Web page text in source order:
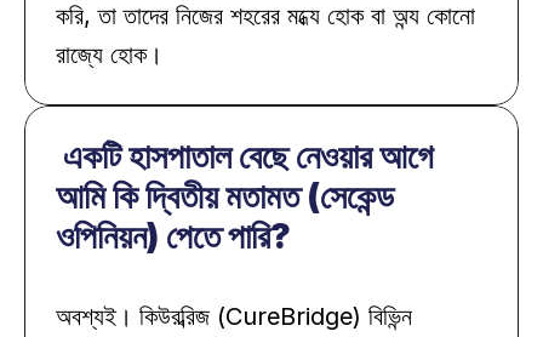
করি, তা তাদের নিজের শহরের মধ্যে হোক বা অন্য কোনো
রাজ্যে হোক।
আমি কি দ্বিতীয় মতামত (সেকেন্ড
ওপিনিয়ন) পেতে পারি?
অবশ্যই। কিউরব্রিজ (CureBridge) বিভিন্ন